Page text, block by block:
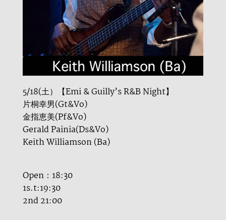
5/18(土）【Emi & Guilly’s R&B Night】
片桐幸男(Gt&Vo)
金指恵美(Pf&Vo)
Gerald Painia(Ds&Vo)
Keith Williamson (Ba)
Open：18:30
1s.t:19:30
2nd 21:00